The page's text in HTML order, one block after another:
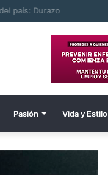
Pasión Vida y Estilo